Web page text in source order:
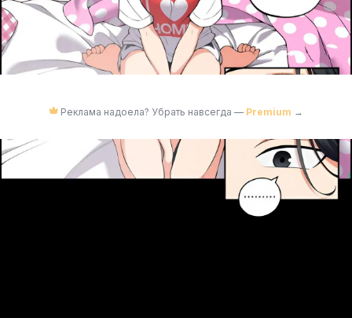
Реклама надоела? Убрать навсегда — Premium →